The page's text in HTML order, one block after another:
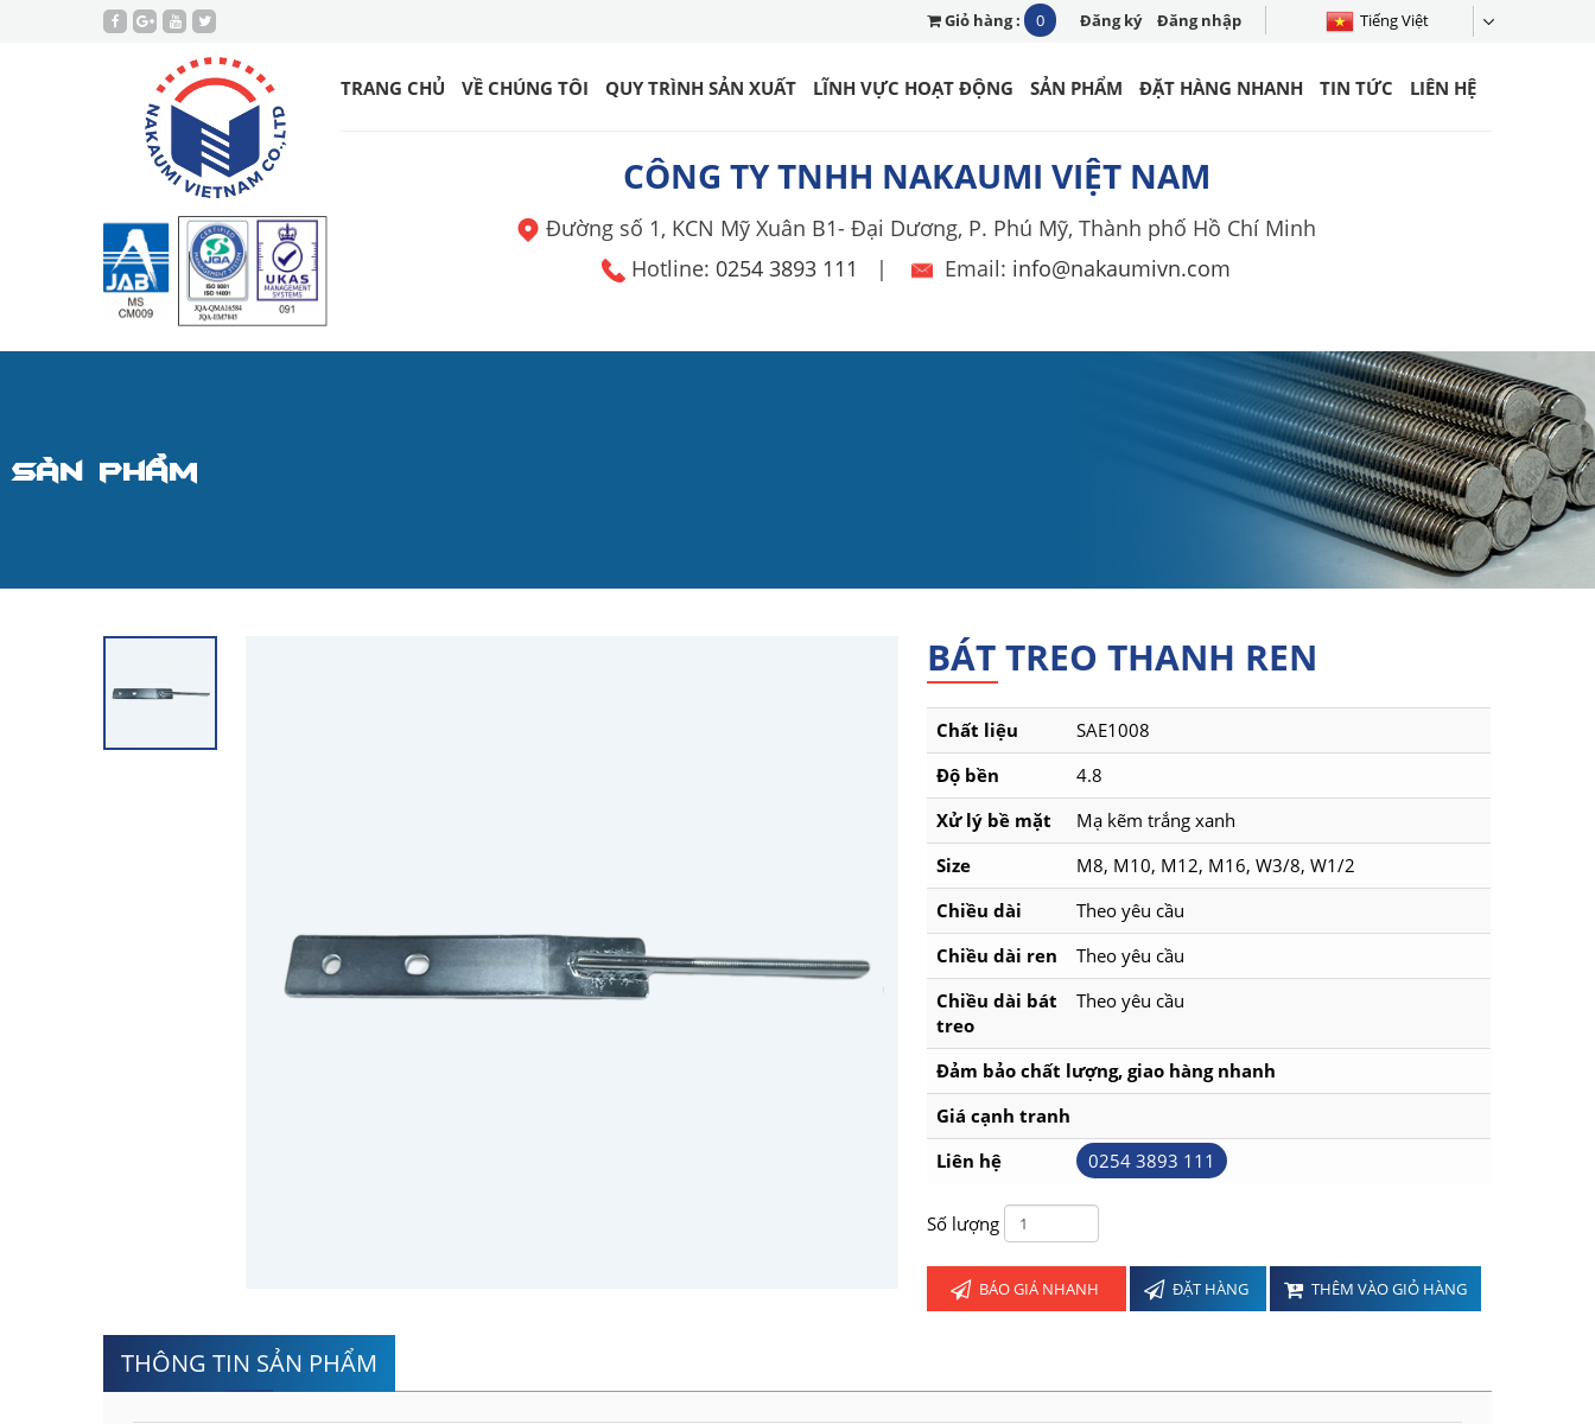
Giỏ hàng : 0 Đăng ký Đăng nhập Tiếng Việt
TRANG CHỦ VỀ CHÚNG TÔI QUY TRÌNH SẢN XUẤT LĨNH VỰC HOẠT ĐỘNG SẢN PHẨM ĐẶT HÀNG NHANH TIN TỨC LIÊN HỆ
CÔNG TY TNHH NAKAUMI VIỆT NAM
Đường số 1, KCN Mỹ Xuân B1- Đại Dương, P. Phú Mỹ, Thành phố Hồ Chí Minh
Hotline: 0254 3893 111 | Email: info@nakaumivn.com
Sản phẩm
BÁT TREO THANH REN
Chất liệu
SAE1008
Độ bền
4.8
Xử lý bề mặt
Mạ kẽm trắng xanh
Size
M8, M10, M12, M16, W3/8, W1/2
Chiều dài
Theo yêu cầu
Chiều dài ren
Theo yêu cầu
Chiều dài bát
treo
Theo yêu cầu
Đảm bảo chất lượng, giao hàng nhanh
Giá cạnh tranh
Liên hệ
0254 3893 111
Số lượng
BÁO GIÁ NHANH ĐẶT HÀNG THÊM VÀO GIỎ HÀNG
THÔNG TIN SẢN PHẨM